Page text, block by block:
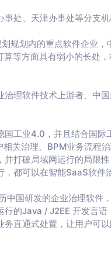
处、天津办事处等分支机
规划内的重点软件企业
等方面具有弱小的长处
理软件技术上游者、中
工业4.0，并且结合国际
关治理、BPM业务流程
打破局域网运行的局限
都可以在智能SaaS软件
国研发的企业治理软件
的Java / J2EE 开发言
直通式处置，让用户可